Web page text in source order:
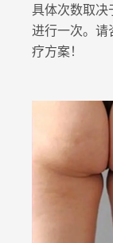
具体次数取决
进行一次。请
疗方案！